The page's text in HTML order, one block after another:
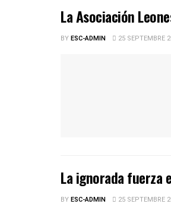
La Asociación
BYESC-ADMIN 25 SEPTEMBRE
La ignorada fuerza
BYESC-ADMIN 25 SEPTEMBRE